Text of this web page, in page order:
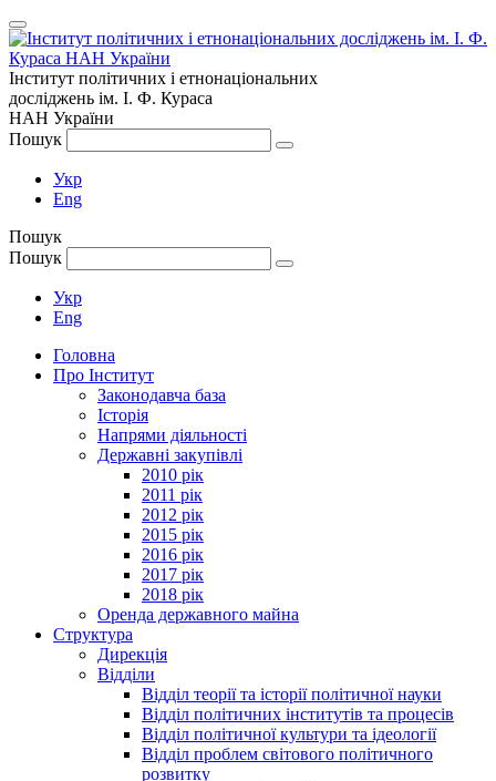
Інститут політичних і етнонаціональних
досліджень ім. І. Ф. Кураса
НАН України
Пошук
Укр
Eng
Пошук
Пошук
Укр
Eng
Головна
Про Інститут
Законодавча база
Історія
Напрями діяльності
Державні закупівлі
2010 рік
2011 рік
2012 рік
2015 рік
2016 рік
2017 рік
2018 рік
Оренда державного майна
Структура
Дирекція
Відділи
Відділ теорії та історії політичної науки
Відділ політичних інститутів та процесів
Відділ політичної культури та ідеології
Відділ проблем світового політичного
розвитку